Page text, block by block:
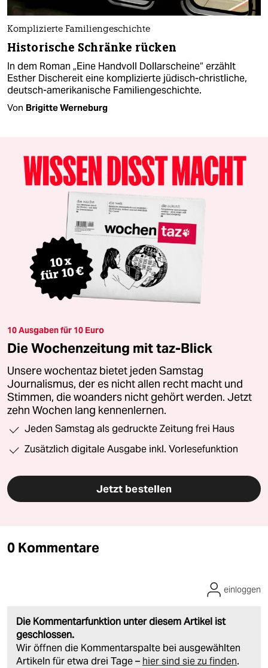
Komplizierte Familiengeschichte
Historische Schränke rücken
In dem Roman „Eine Handvoll Dollarscheine“ erzählt
Esther Dischereit eine komplizierte jüdisch-christliche,
deutsch-amerikanische Familiengeschichte.
Von Brigitte Werneburg
10 Ausgaben für 10 Euro
Die Wochenzeitung mit taz-Blick
Unsere wochentaz bietet jeden Samstag
Journalismus, der es nicht allen recht macht und
Stimmen, die woanders nicht gehört werden. Jetzt
zehn Wochen lang kennenlernen.
Jeden Samstag als gedruckte Zeitung frei Haus
Zusätzlich digitale Ausgabe inkl. Vorlesefunktion
Jetzt bestellen
0 Kommentare
Die Kommentarfunktion unter diesem Artikel ist
geschlossen.
Wir öffnen die Kommentarspalte bei ausgewählten
Artikeln für etwa drei Tage – hier sind sie zu finden.
einloggen